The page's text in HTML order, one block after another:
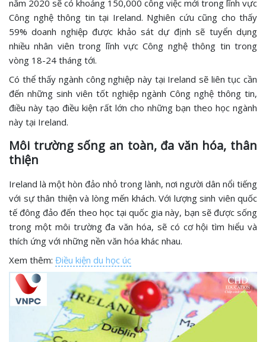
năm 2020 sẽ có khoảng 150,000 công việc mới trong lĩnh vực
Công nghệ thông tin tại Ireland. Nghiên cứu cũng cho thấy
59% doanh nghiệp được khảo sát dự định sẽ tuyển dụng
nhiều nhân viên trong lĩnh vực Công nghệ thông tin trong
vòng 18-24 tháng tới.
Có thể thấy ngành công nghiệp này tại Ireland sẽ liên tục cần
đến những sinh viên tốt nghiệp ngành Công nghệ thông tin,
điều này tạo điều kiện rất lớn cho những bạn theo học ngành
này tại Ireland.
Môi trường sống an toàn, đa văn hóa, thân
thiện
Ireland là một hòn đảo nhỏ trong lành, nơi người dân nổi tiếng
với sự thân thiện và lòng mến khách. Với lượng sinh viên quốc
tế đông đảo đến theo học tại quốc gia này, bạn sẽ được sống
trong một môi trường đa văn hóa, sẽ có cơ hội tìm hiểu và
thích ứng với những nền văn hóa khác nhau.
Xem thêm: Điều kiện du học úc